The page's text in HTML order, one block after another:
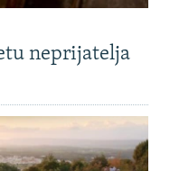
neprijatelja